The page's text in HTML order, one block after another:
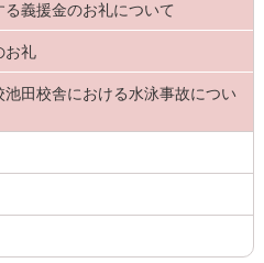
義援金のお礼について
お礼
田校舎における水泳事故につい